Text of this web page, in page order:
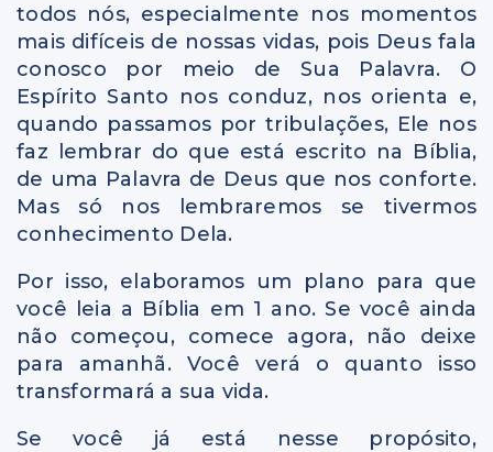
todos nós, especialmente nos momentos
mais difíceis de nossas vidas, pois Deus fala
conosco por meio de Sua Palavra. O
Espírito Santo nos conduz, nos orienta e,
quando passamos por tribulações, Ele nos
faz lembrar do que está escrito na Bíblia,
de uma Palavra de Deus que nos conforte.
Mas só nos lembraremos se tivermos
conhecimento Dela.
Por isso, elaboramos um plano para que
você leia a Bíblia em 1 ano. Se você ainda
não começou, comece agora, não deixe
para amanhã. Você verá o quanto isso
transformará a sua vida.
Se você já está nesse propósito,